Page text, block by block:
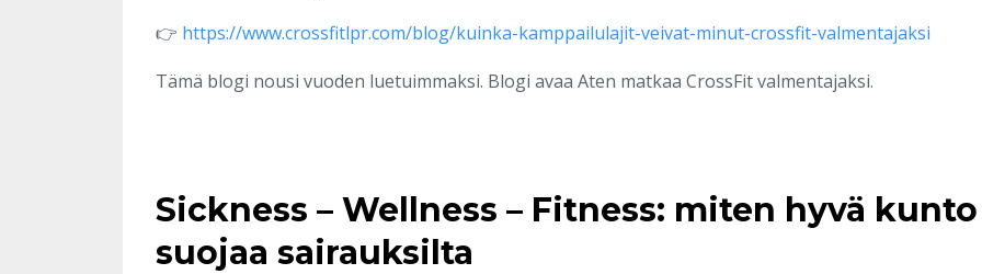
👉 https://www.crossfitlpr.com/blog/kuinka-kamppailulajit-veivat-minut-crossfit-valmentajaksi
Tämä blogi nousi vuoden luetuimmaksi. Blogi avaa Aten matkaa CrossFit valmentajaksi.
Sickness – Wellness – Fitness: miten hyvä kunto
suojaa sairauksilta